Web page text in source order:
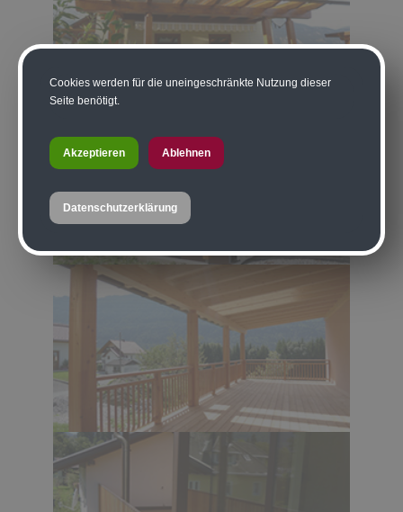
Cookies werden für die uneingeschränkte Nutzung dieser
Seite benötigt.
Akzeptieren Ablehnen
Datenschutzerklärung